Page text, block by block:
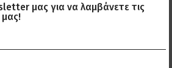
μας για να λαμβάνετε τις